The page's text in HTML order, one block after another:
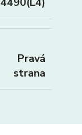
Pravá
strana